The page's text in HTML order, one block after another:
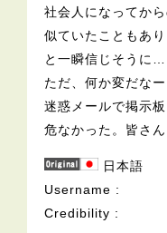
社会人になってか
似ていたこともあ
と一瞬信じそうに…
ただ、何か変だな
迷惑メールで掲示
危なかった。皆さ
日本語
Username
Credibility